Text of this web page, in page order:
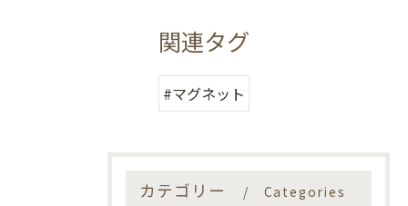
関連タグ
#マグネット
カテゴリー Categories